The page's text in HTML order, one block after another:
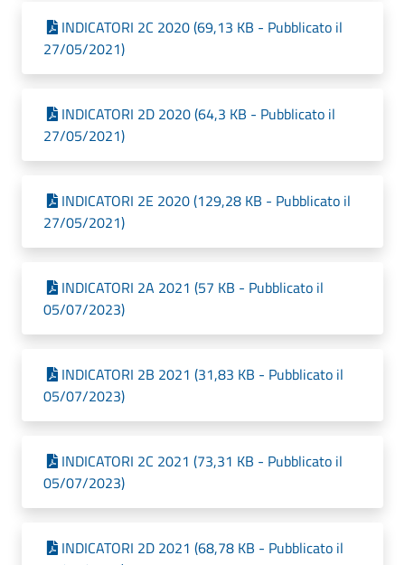
INDICATORI 2C 2020 (69,13 KB - Pubblicato il
27/05/2021)
INDICATORI 2D 2020 (64,3 KB - Pubblicato il
27/05/2021)
INDICATORI 2E 2020 (129,28 KB - Pubblicato il
27/05/2021)
INDICATORI 2A 2021 (57 KB - Pubblicato il
05/07/2023)
INDICATORI 2B 2021 (31,83 KB - Pubblicato il
05/07/2023)
INDICATORI 2C 2021 (73,31 KB - Pubblicato il
05/07/2023)
INDICATORI 2D 2021 (68,78 KB - Pubblicato il